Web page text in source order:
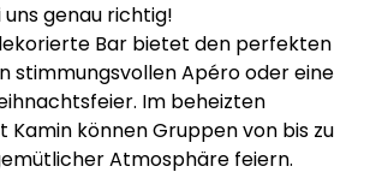
uns genau richtig!
Bar bietet den perfekten
stimmungsvollen Apéro oder eine
Im beheizten
können Gruppen von bis zu
Atmosphäre feiern.